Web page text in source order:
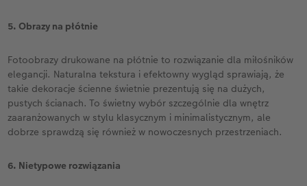
5. Obrazy na płótnie
Fotoobrazy drukowane na płótnie to rozwiązanie dla miłośników
elegancji. Naturalna tekstura i efektowny wygląd sprawiają, że
takie dekoracje ścienne świetnie prezentują się na dużych,
pustych ścianach. To świetny wybór szczególnie dla wnętrz
zaaranżowanych w stylu klasycznym i minimalistycznym, ale
dobrze sprawdzą się również w nowoczesnych przestrzeniach.
6. Nietypowe rozwiązania